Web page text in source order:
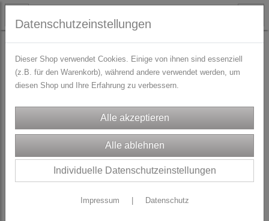
STOFFE Dirndl/Trachtenstoffe
Datenschutzeinstellungen
Dieser Shop verwendet Cookies. Einige von ihnen sind essenziell
(z.B. für den Warenkorb), während andere verwendet werden, um
diesen Shop und Ihre Erfahrung zu verbessern.
Individuelle Datenschutzeinstellungen
Impressum Datenschutz